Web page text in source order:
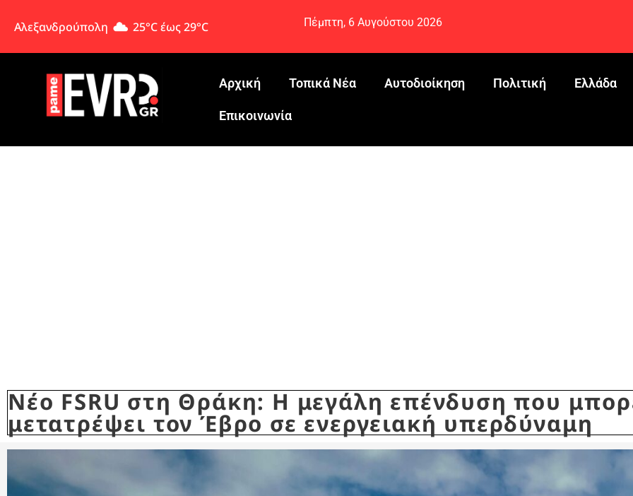
Αλεξανδρούπολη 25°C έως 29°C Πέμπτη, 6 Αυγούστου 2026
Αρχική Τοπικά Νέα Αυτοδιοίκηση Πολιτική Ελλάδα
Eπικοινωνία
Νέο FSRU στη Θράκη: Η μεγάλη επένδυση που
μετατρέψει τον Έβρο σε ενεργειακή υπερδύναμη